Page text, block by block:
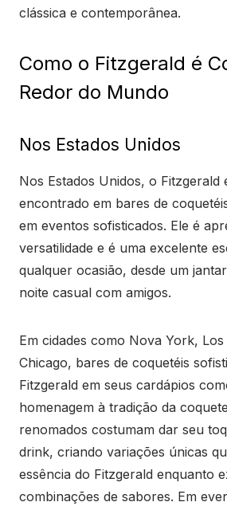
clássica e contemporânea.
Como o Fitzgerald é
Redor do Mundo
Nos Estados Unidos
Nos Estados Unidos, o Fitzgerald
encontrado em bares de
em eventos sofisticados. Ele é
versatilidade e é uma excelente
qualquer ocasião, desde um
noite casual com amigos.
Em cidades como Nova York,
Chicago, bares de coquetéis
Fitzgerald em seus cardápios
homenagem à tradição da
renomados costumam dar seu
drink, criando variações únicas
essência do Fitzgerald enquanto
combinações de sabores. Em